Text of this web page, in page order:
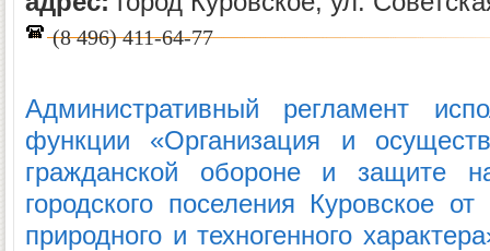
(8 496) 411-64-77
Административный регламент
функции «Организация и
гражданской обороне и защите
городского поселения Куровское
природного и техногенного